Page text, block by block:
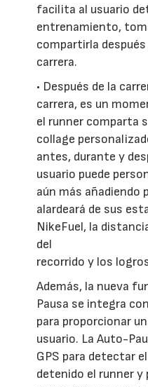
facilita al usuario
entrenamiento,
compartirla
carrera.
• Después de la
carrera, es un
el runner comparta
collage
antes, durante y
usuario puede
aún más añadiendo
alardeará de sus
NikeFuel, la
del
recorrido y los
Además, la nueva
Pausa se integra
para proporcionar
usuario. La Auto-
GPS para detectar
detenido el runner y